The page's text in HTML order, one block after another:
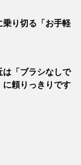
乗り切る「お手軽
は「ブラシなしで
に頼りっきりです